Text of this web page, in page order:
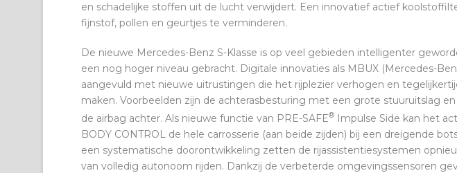
en schadelijke stoffen uit de lucht verwijdert. Een innovatief actief
fijnstof, pollen en geurtjes te verminderen.
De nieuwe Mercedes-Benz S-Klasse is op veel gebieden intelligenter
een nog hoger niveau gebracht. Digitale innovaties als MBUX (Mercedes-
aangevuld met nieuwe uitrustingen die het rijplezier verhogen en
maken. Voorbeelden zijn de achterasbesturing met een grote stuuruitslag
de airbag achter. Als nieuwe functie van PRE-SAFE® Impulse Side kan het
BODY CONTROL de hele carrosserie (aan beide zijden) bij een dreigende
een systematische doorontwikkeling zetten de rijassistentiesystemen
van volledig autonoom rijden. Dankzij de verbeterde omgevingssensoren